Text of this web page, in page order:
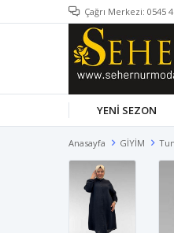
Çağrı Merkezi: 0545
YENİ SEZON
Anasayfa GİYİM